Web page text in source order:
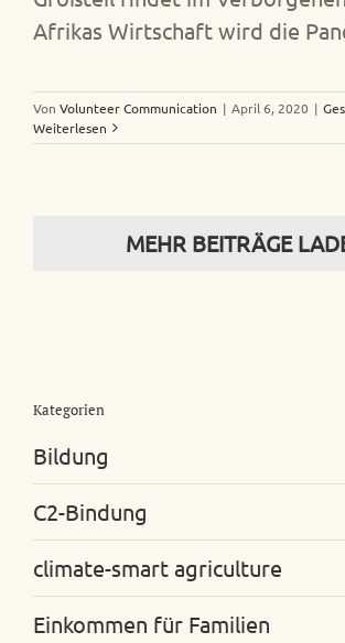
Afrikas Wirtschaft wird die
Von Volunteer Communication | April 6, 2020 |
Weiterlesen
MEHR BEITRÄGE
Kategorien
Bildung
C2-Bindung
climate-smart agriculture
Einkommen für Familien